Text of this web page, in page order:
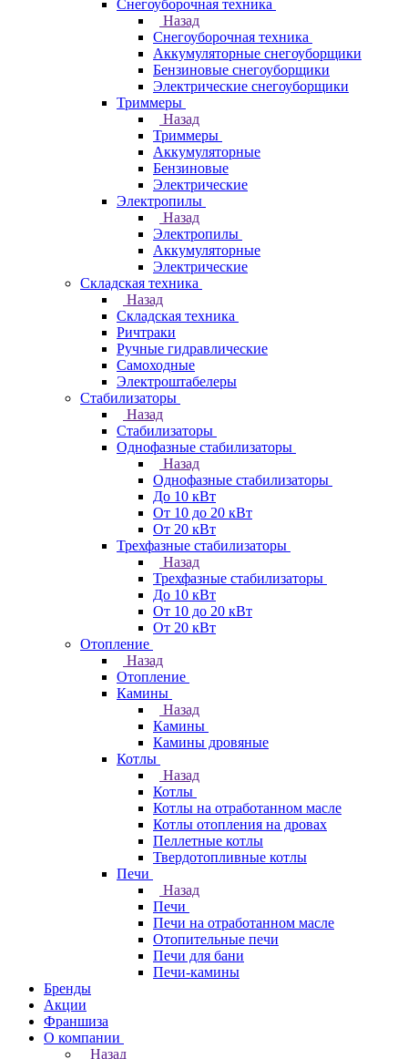
Снегоуборочная техника
Назад
Снегоуборочная техника
Аккумуляторные снегоуборщики
Бензиновые снегоуборщики
Электрические снегоуборщики
Триммеры
Назад
Триммеры
Аккумуляторные
Бензиновые
Электрические
Электропилы
Назад
Электропилы
Аккумуляторные
Электрические
Складская техника
Назад
Складская техника
Ричтраки
Ручные гидравлические
Самоходные
Электроштабелеры
Стабилизаторы
Назад
Стабилизаторы
Однофазные стабилизаторы
Назад
Однофазные стабилизаторы
До 10 кВт
От 10 до 20 кВт
От 20 кВт
Трехфазные стабилизаторы
Назад
Трехфазные стабилизаторы
До 10 кВт
От 10 до 20 кВт
От 20 кВт
Отопление
Назад
Отопление
Камины
Назад
Камины
Камины дровяные
Котлы
Назад
Котлы
Котлы на отработанном масле
Котлы отопления на дровах
Пеллетные котлы
Твердотопливные котлы
Печи
Назад
Печи
Печи на отработанном масле
Отопительные печи
Печи для бани
Печи-камины
Бренды
Акции
Франшиза
О компании
Назад